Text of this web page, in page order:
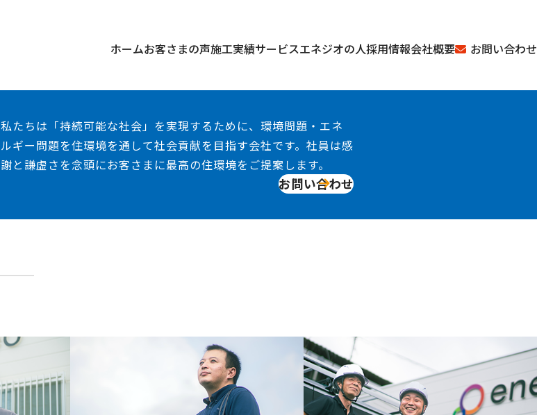
ホームお客さまの声施工実績サービスエネジオの人採用情報会社概要 お問い合わせ
私たちは「持続可能な社会」を実現するために、環境問題・エネ
ルギー問題を住環境を通して社会貢献を目指す会社です。社員は感
謝と謙虚さを念頭にお客さまに最高の住環境をご提案します。
お問い合わせ